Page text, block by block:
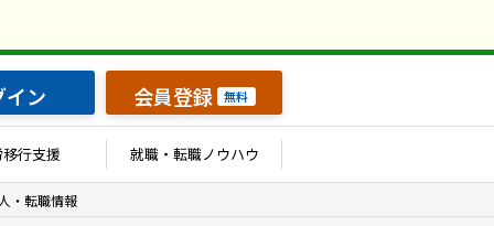
イン 会員登録 無料
行支援 就職・転職ノウハウ
・転職情報